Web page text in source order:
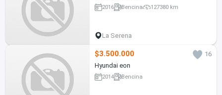
2016 Bencina 127380 km
La Serena
$3.500.000
16
Hyundai eon
2014 Bencina